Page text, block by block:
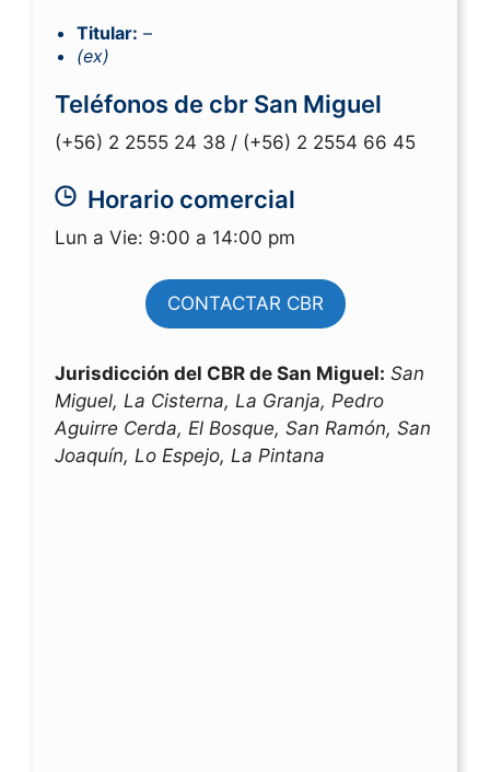
Titular: –
(ex)
Teléfonos de cbr San Miguel
(+56) 2 2555 24 38 / (+56) 2 2554 66 45
Horario comercial
Lun a Vie: 9:00 a 14:00 pm
CONTACTAR CBR
Jurisdicción del CBR de San Miguel: San
Miguel, La Cisterna, La Granja, Pedro
Aguirre Cerda, El Bosque, San Ramón, San
Joaquín, Lo Espejo, La Pintana